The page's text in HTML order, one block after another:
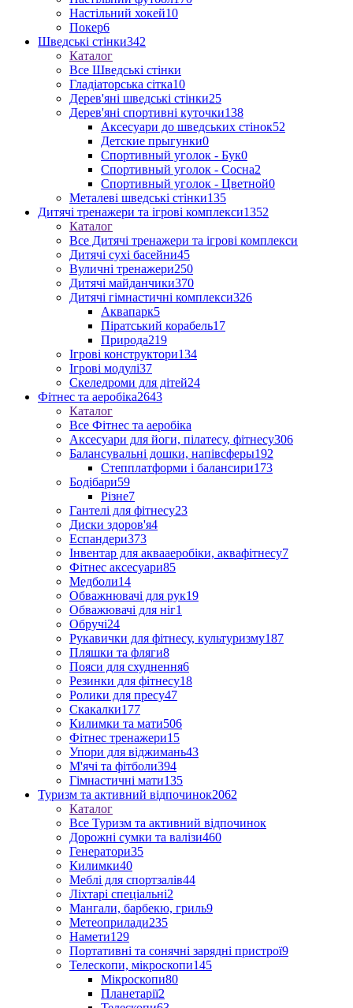
Настільний хокей10
Покер6
Шведські стінки342
Каталог
Все Шведські стінки
Гладіаторська сітка10
Дерев'яні шведські стінки25
Дерев'яні спортивні куточки138
Аксесуари до шведських стінок52
Детские прыгунки0
Спортивный уголок - Бук0
Спортивный уголок - Сосна2
Спортивный уголок - Цветной0
Металеві шведські стінки135
Дитячі тренажери та ігрові комплекси1352
Каталог
Все Дитячі тренажери та ігрові комплекси
Дитячі сухі басейни45
Вуличні тренажери250
Дитячі майданчики370
Дитячі гімнастичні комплекси326
Аквапарк5
Піратський корабель17
Природа219
Ігрові конструктори134
Ігрові модулі37
Скеледроми для дітей24
Фітнес та аеробіка2643
Каталог
Все Фітнес та аеробіка
Аксесуари для йоги, пілатесу, фітнесу306
Балансувальні дошки, напівсферы192
Степплатформи і балансири173
Бодібари59
Різне7
Гантелі для фітнесу23
Диски здоров'я4
Еспандери373
Інвентар для аквааеробіки, аквафітнесу7
Фітнес аксесуари85
Медболи14
Обважнювачі для рук19
Обважювачі для ніг1
Обручі24
Рукавички для фітнесу, культуризму187
Пляшки та фляги8
Пояси для схуднення6
Резинки для фітнесу18
Ролики для пресу47
Скакалки177
Килимки та мати506
Фітнес тренажери15
Упори для віджимань43
М'ячі та фітболи394
Гімнастичні мати135
Туризм та активний відпочинок2062
Каталог
Все Туризм та активний відпочинок
Дорожні сумки та валізи460
Генератори35
Килимки40
Меблі для спортзалів44
Ліхтарі спеціальні2
Мангали, барбекю, гриль9
Метеоприлади235
Намети129
Портативні та сонячні зарядні пристрої9
Телескопи, мікроскопи145
Мікроскопи80
Планетарії2